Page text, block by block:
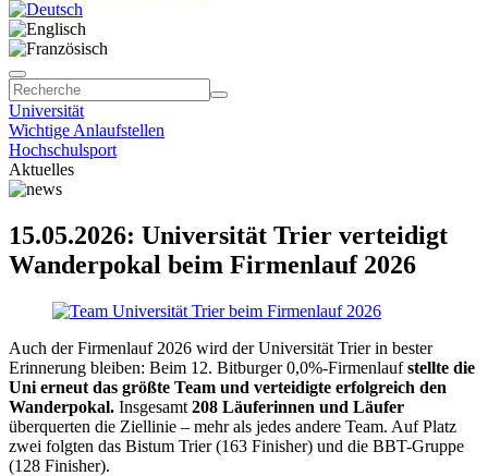
Universität
Wichtige Anlaufstellen
Hochschulsport
Aktuelles
15.05.2026: Universität Trier verteidigt
Wanderpokal beim Firmenlauf 2026
Auch der Firmenlauf 2026 wird der Universität Trier in bester
Erinnerung bleiben: Beim 12. Bitburger 0,0%-Firmenlaufstellte die
Uni erneut das größte Team und verteidigte erfolgreich den
Wanderpokal. Insgesamt 208 Läuferinnen und Läufer
überquerten die Ziellinie – mehr als jedes andere Team. Auf Platz
zwei folgten das Bistum Trier (163 Finisher) und die BBT-Gruppe
(128 Finisher).